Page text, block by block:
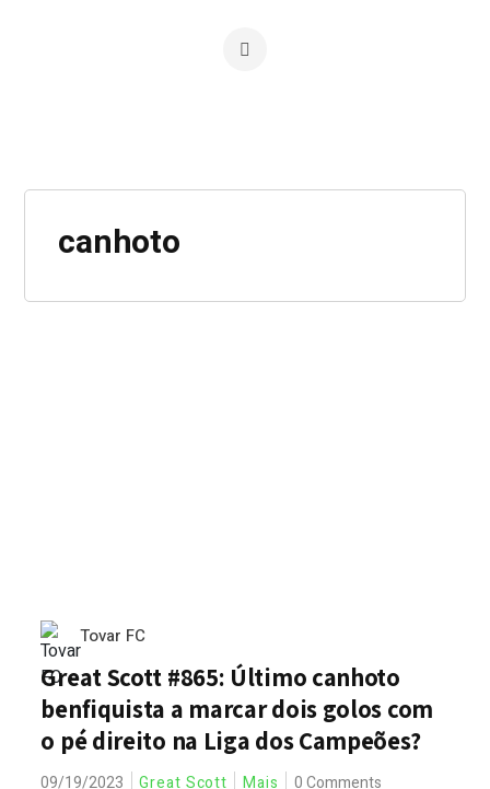
canhoto
Tovar FC
Great Scott #865: Último canhoto
benfiquista a marcar dois golos com
o pé direito na Liga dos Campeões?
09/19/2023 Great Scott Mais 0 Comments